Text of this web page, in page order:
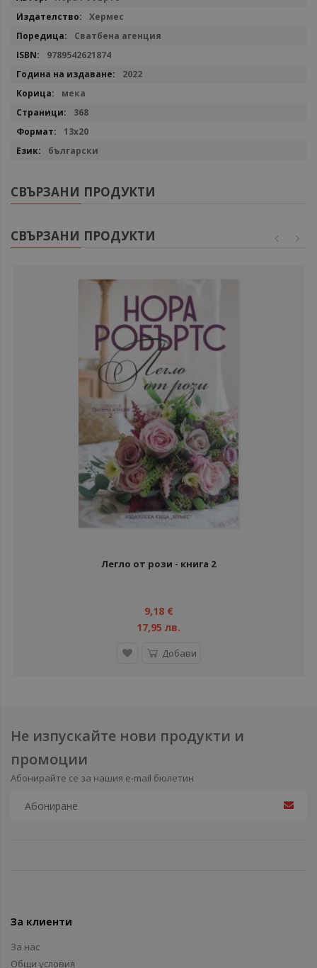
Хермес
Сватбена агенция
9789542621874
2022
мека
368
13х20
български
СВЪРЗАНИ ПРОДУКТИ
СВЪРЗАНИ ПРОДУКТИ
Легло от рози - книга 2
9,18 €
17,95 лв.
Добави
Не изпускайте нови продукти и
промоции
Абонирайте се за нашия e-mail бюлетин
За клиенти
За нас
Общи условия